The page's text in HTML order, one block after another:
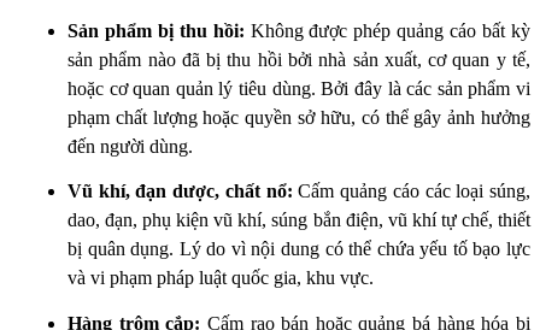
Sản phẩm bị thu hồi: Không được phép quảng cáo bất kỳ
sản phẩm nào đã bị thu hồi bởi nhà sản xuất, cơ quan y tế,
hoặc cơ quan quản lý tiêu dùng. Bởi đây là các sản phẩm vi
phạm chất lượng hoặc quyền sở hữu, có thể gây ảnh hưởng
đến người dùng.
Vũ khí, đạn dược, chất nổ: Cấm quảng cáo các loại súng,
dao, đạn, phụ kiện vũ khí, súng bắn điện, vũ khí tự chế, thiết
bị quân dụng. Lý do vì nội dung có thể chứa yếu tố bạo lực
và vi phạm pháp luật quốc gia, khu vực.
Hàng trộm cắp: Cấm rao bán hoặc quảng bá hàng hóa bị